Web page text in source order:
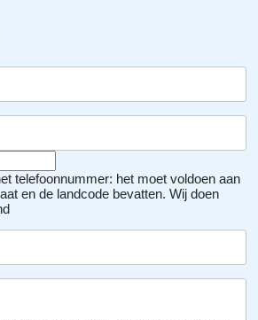
telefoonnummer: het moet voldoen aan
en de landcode bevatten. Wij doen